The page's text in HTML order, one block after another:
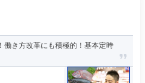
働き方改革にも積極的！基本定時